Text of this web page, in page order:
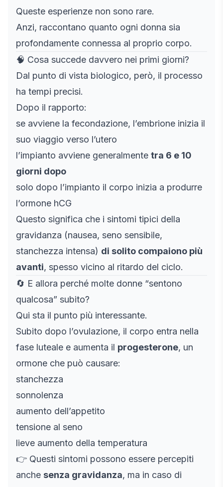
Queste esperienze non sono rare.
Anzi, raccontano quanto ogni donna sia
profondamente connessa al proprio corpo.
🧠 Cosa succede davvero nei primi giorni?
Dal punto di vista biologico, però, il processo
ha tempi precisi.
Dopo il rapporto:
se avviene la fecondazione, l’embrione inizia il
suo viaggio verso l’utero
l’impianto avviene generalmente tra 6 e 10
giorni dopo
solo dopo l’impianto il corpo inizia a produrre
l’ormone hCG
Questo significa che i sintomi tipici della
gravidanza (nausea, seno sensibile,
stanchezza intensa) di solito compaiono più
avanti, spesso vicino al ritardo del ciclo.
🔄 E allora perché molte donne “sentono
qualcosa” subito?
Qui sta il punto più interessante.
Subito dopo l’ovulazione, il corpo entra nella
fase luteale e aumenta il progesterone, un
ormone che può causare:
stanchezza
sonnolenza
aumento dell’appetito
tensione al seno
lieve aumento della temperatura
👉 Questi sintomi possono essere percepiti
anche senza gravidanza, ma in caso di